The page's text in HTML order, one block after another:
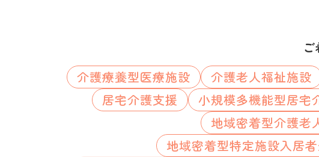
介護療養型医療施設
介護老人福祉施設
居宅介護支援
小規模多機能型居宅
地域密着型介護老
地域密着型特定施設入居